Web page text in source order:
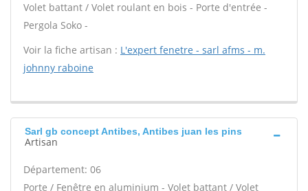
Volet battant / Volet roulant en bois - Porte d'entrée -
Pergola Soko -
Voir la fiche artisan : L'expert fenetre - sarl afms - m.
johnny raboine
Sarl gb concept Antibes, Antibes juan les pins
Artisan
Département: 06
Porte / Fenêtre en aluminium - Volet battant / Volet